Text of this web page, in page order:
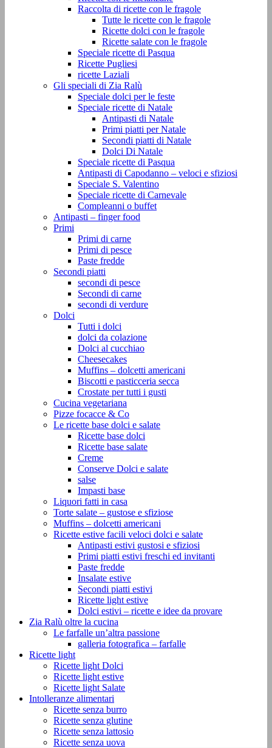
Raccolta di ricette con le fragole
Tutte le ricette con le fragole
Ricette dolci con le fragole
Ricette salate con le fragole
Speciale ricette di Pasqua
Ricette Pugliesi
ricette Laziali
Gli speciali di Zia Ralù
Speciale dolci per le feste
Speciale ricette di Natale
Antipasti di Natale
Primi piatti per Natale
Secondi piatti di Natale
Dolci Di Natale
Speciale ricette di Pasqua
Antipasti di Capodanno – veloci e sfiziosi
Speciale S. Valentino
Speciale ricette di Carnevale
Compleanni o buffet
Antipasti – finger food
Primi
Primi di carne
Primi di pesce
Paste fredde
Secondi piatti
secondi di pesce
Secondi di carne
secondi di verdure
Dolci
Tutti i dolci
dolci da colazione
Dolci al cucchiao
Cheesecakes
Muffins – dolcetti americani
Biscotti e pasticceria secca
Crostate per tutti i gusti
Cucina vegetariana
Pizze focacce & Co
Le ricette base dolci e salate
Ricette base dolci
Ricette base salate
Creme
Conserve Dolci e salate
salse
Impasti base
Liquori fatti in casa
Torte salate – gustose e sfiziose
Muffins – dolcetti americani
Ricette estive facili veloci dolci e salate
Antipasti estivi gustosi e sfiziosi
Primi piatti estivi freschi ed invitanti
Paste fredde
Insalate estive
Secondi piatti estivi
Ricette light estive
Dolci estivi – ricette e idee da provare
Zia Ralù oltre la cucina
Le farfalle un’altra passione
galleria fotografica – farfalle
Ricette light
Ricette light Dolci
Ricette light estive
Ricette light Salate
Intolleranze alimentari
Ricette senza burro
Ricette senza glutine
Ricette senza lattosio
Ricette senza uova